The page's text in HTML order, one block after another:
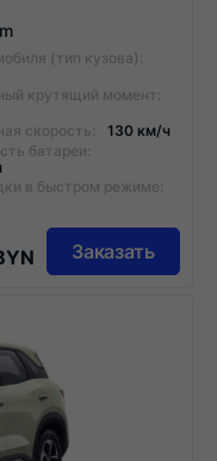
(тип кузова):
крутящий момент:
скорость:
130 км/ч
батареи:
в быстром режиме:
Заказать